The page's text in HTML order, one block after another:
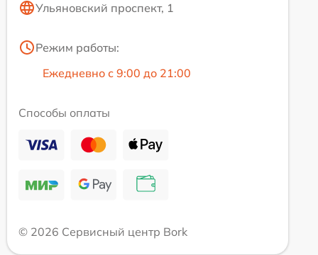
Ульяновский проспект, 1
Режим работы:
Ежедневно с 9:00 до 21:00
Способы оплаты
© 2026 Сервисный центр Bork